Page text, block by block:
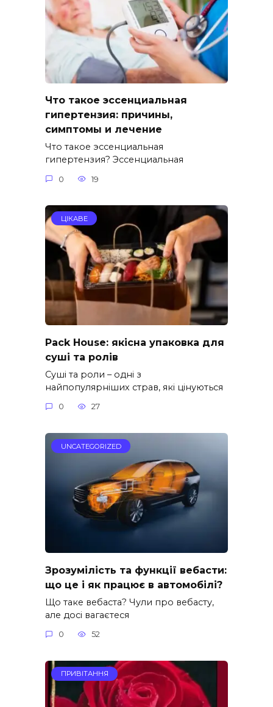
Что такое эссенциальная
гипертензия: причины,
симптомы и лечение
Что такое эссенциальная
гипертензия? Эссенциальная
0 19
ЦІКАВЕ
Pack House: якісна упаковка для
суші та ролів
Суші та роли – одні з
найпопулярніших страв, які цінуються
0 27
UNCATEGORIZED
Зрозумілість та функції вебасти:
що це і як працює в автомобілі?
Що таке вебаста? Чули про вебасту,
але досі вагаєтеся
0 52
ПРИВІТАННЯ